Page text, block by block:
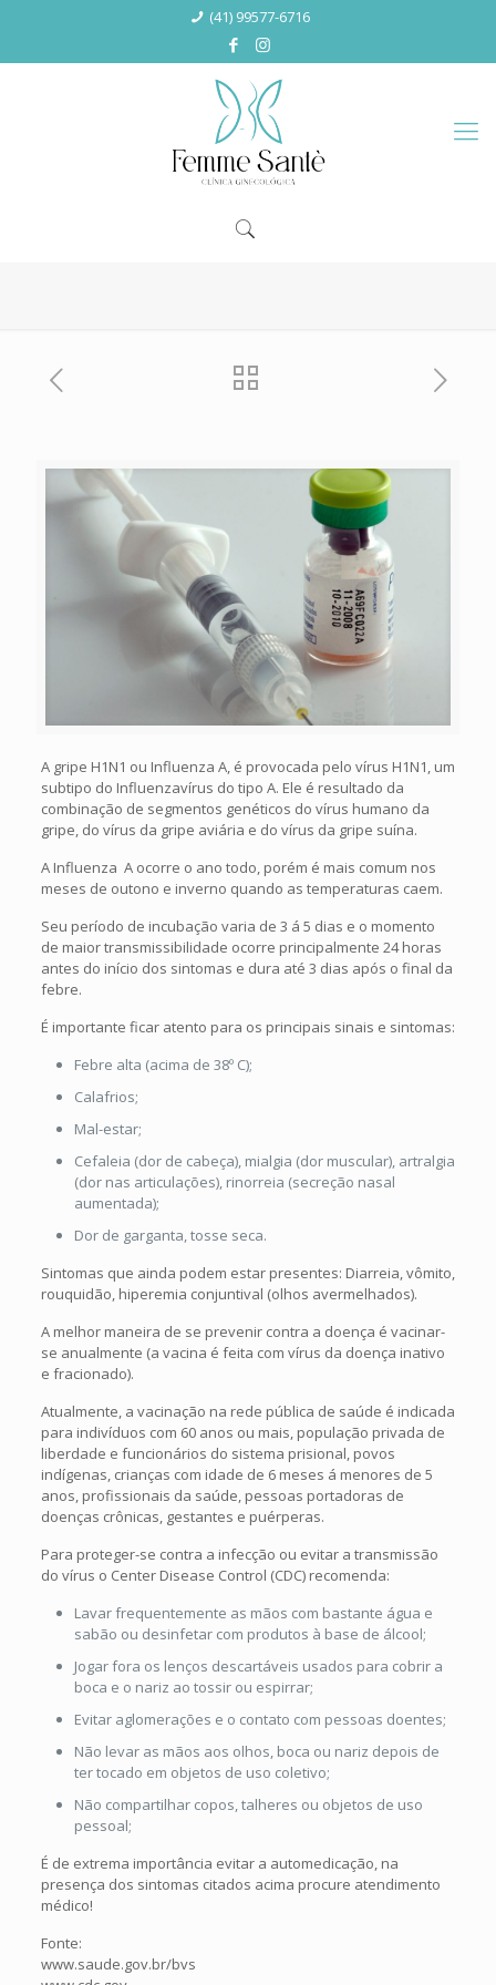
(41) 99577-6716
A gripe H1N1 ou Influenza A, é provocada pelo vírus H1N1, um
subtipo do Influenzavírus do tipo A. Ele é resultado da
combinação de segmentos genéticos do vírus humano da
gripe, do vírus da gripe aviária e do vírus da gripe suína.
A Influenza A ocorre o ano todo, porém é mais comum nos
meses de outono e inverno quando as temperaturas caem.
Seu período de incubação varia de 3 á 5 dias e o momento
de maior transmissibilidade ocorre principalmente 24 horas
antes do início dos sintomas e dura até 3 dias após o final da
febre.
É importante ficar atento para os principais sinais e sintomas:
Febre alta (acima de 38º C);
Calafrios;
Mal-estar;
Cefaleia (dor de cabeça), mialgia (dor muscular), artralgia
(dor nas articulações), rinorreia (secreção nasal
aumentada);
Dor de garganta, tosse seca.
Sintomas que ainda podem estar presentes: Diarreia, vômito,
rouquidão, hiperemia conjuntival (olhos avermelhados).
A melhor maneira de se prevenir contra a doença é vacinar-
se anualmente (a vacina é feita com vírus da doença inativo
e fracionado).
Atualmente, a vacinação na rede pública de saúde é indicada
para indivíduos com 60 anos ou mais, população privada de
liberdade e funcionários do sistema prisional, povos
indígenas, crianças com idade de 6 meses á menores de 5
anos, profissionais da saúde, pessoas portadoras de
doenças crônicas, gestantes e puérperas.
Para proteger-se contra a infecção ou evitar a transmissão
do vírus o Center Disease Control (CDC) recomenda:
Lavar frequentemente as mãos com bastante água e
sabão ou desinfetar com produtos à base de álcool;
Jogar fora os lenços descartáveis usados para cobrir a
boca e o nariz ao tossir ou espirrar;
Evitar aglomerações e o contato com pessoas doentes;
Não levar as mãos aos olhos, boca ou nariz depois de
ter tocado em objetos de uso coletivo;
Não compartilhar copos, talheres ou objetos de uso
pessoal;
É de extrema importância evitar a automedicação, na
presença dos sintomas citados acima procure atendimento
médico!
Fonte:
www.saude.gov.br/bvs